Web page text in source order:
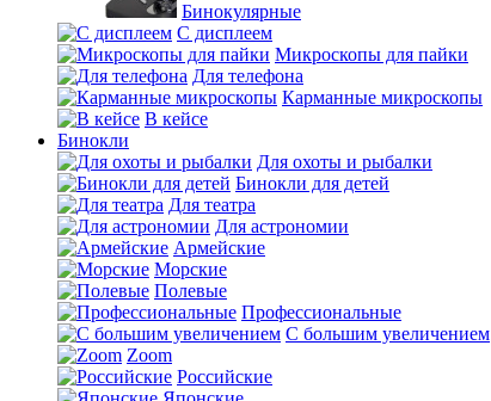
Бинокулярные
С дисплеем
Микроскопы для пайки
Для телефона
Карманные микроскопы
В кейсе
Бинокли
Для охоты и рыбалки
Бинокли для детей
Для театра
Для астрономии
Армейские
Морские
Полевые
Профессиональные
С большим увеличением
Zoom
Российские